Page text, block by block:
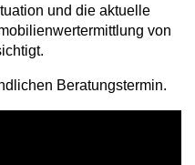
und die aktuelle
von
Beratungstermin.